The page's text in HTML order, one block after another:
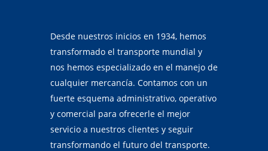
Desde nuestros inicios en 1934, hemos
transformado el transporte mundial y
nos hemos especializado en el manejo de
cualquier mercancía. Contamos con un
fuerte esquema administrativo, operativo
y comercial para ofrecerle el mejor
servicio a nuestros clientes y seguir
transformando el futuro del transporte.